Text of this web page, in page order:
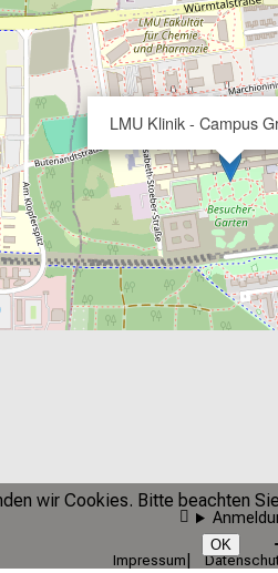
wir Cookies. Bitte beachten
OK
LMU Klinik - Campus
Impressum